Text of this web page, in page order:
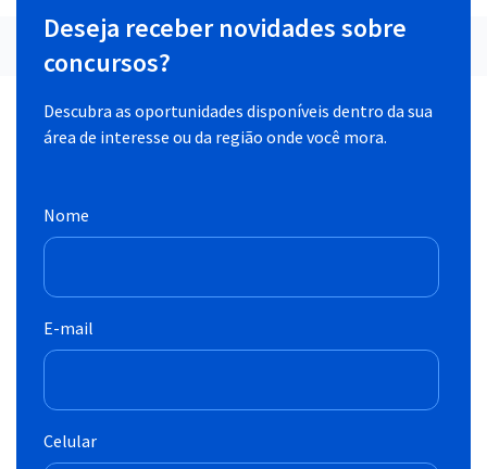
Deseja receber novidades sobre
concursos?
Descubra as oportunidades disponíveis dentro da sua
área de interesse ou da região onde você mora.
Nome
E-mail
Celular